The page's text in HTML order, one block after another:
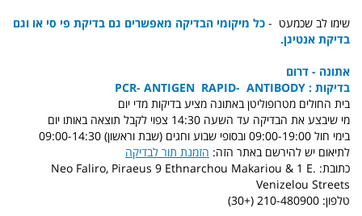
שימו לב שכמעט - כל מיקומי הבדיקה מאפשרים גם בדיקת פי סי או וגם
בדיקת אנטיגן.
אתונה - דרום
בדיקות : PCR- ANTIGEN RAPID- ANTIBODY
בית החולים מטרופוליטן באתונה מציע בדיקות מדי יום
מי שיבצע את הבדיקה עד השעה 14:30 צפוי לקבל תוצאה באותו יום
בימי חול 09:00-19:00 ובסופי שבוע וחגים (שבת וראשון) 09:00-14:30
לתיאום יש להירשם באתר הזה: הזמנת תור לבדיקה
כתובת:
Neo Faliro, Piraeus 9 Ethnarchou Makariou & 1 E.
Venizelou Streets
טלפון: 210-480900 (+30)